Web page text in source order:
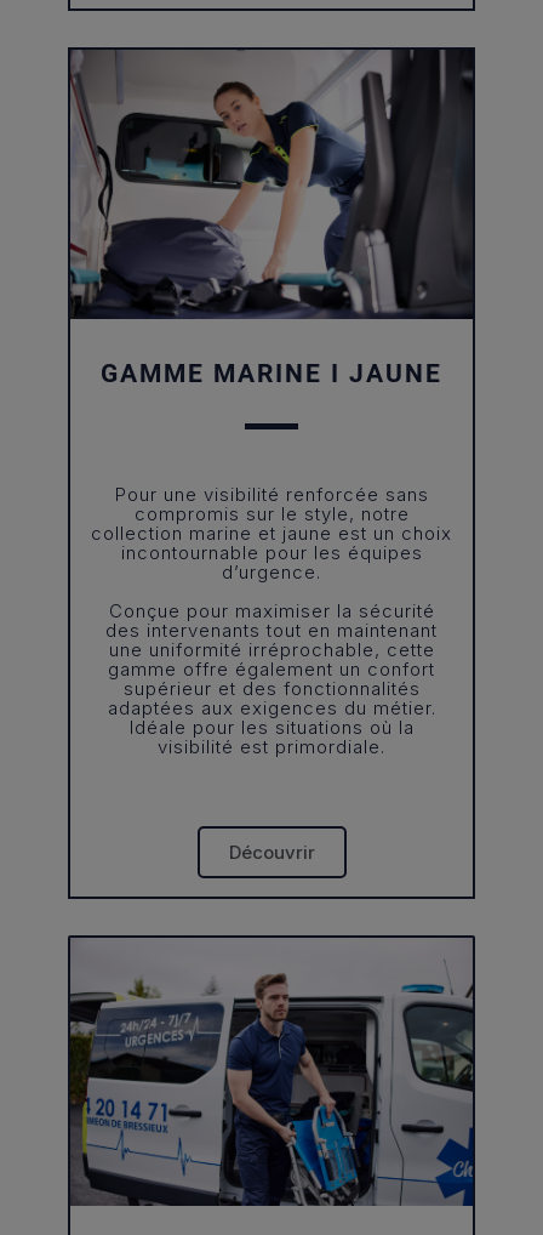
GAMME MARINE I JAUNE
Pour une visibilité renforcée sans
compromis sur le style, notre
collection marine et jaune est un choix
incontournable pour les équipes
d’urgence.
Conçue pour maximiser la sécurité
des intervenants tout en maintenant
une uniformité irréprochable, cette
gamme offre également un confort
supérieur et des fonctionnalités
adaptées aux exigences du métier.
Idéale pour les situations où la
visibilité est primordiale.
Découvrir